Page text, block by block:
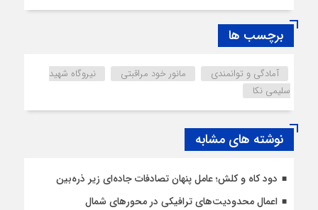
برچسب ها
آمادگی و توانمندی مانور خود مراقبتی
نیروگاه شهید
سلیمی نکا
نوشته های مشابه
دود کاه و کلش؛ عامل پنهان تصادفات جاده‌ای زیر ذره‌بین
اعمال محدودیت‌‌های ترافیکی در محورهای شمال